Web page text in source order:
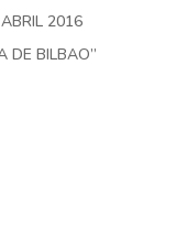
2016
DE BILBAO”